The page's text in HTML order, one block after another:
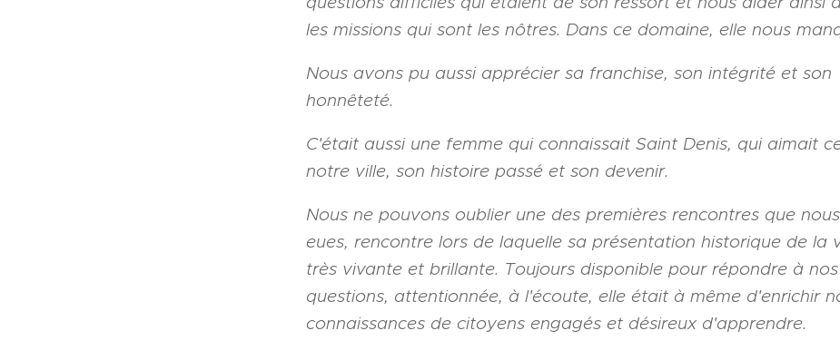
les missions qui sont les nôtres. Dans ce domaine, elle nous
Nous avons pu aussi apprécier sa franchise, son intégrité et son
honnêteté.
C'était aussi une femme qui connaissait Saint Denis, qui aimait
notre ville, son histoire passé et son devenir.
Nous ne pouvons oublier une des premières rencontres que
eues, rencontre lors de laquelle sa présentation historique de la
très vivante et brillante. Toujours disponible pour répondre à nos
questions, attentionnée, à l'écoute, elle était à même d'enrichir
connaissances de citoyens engagés et désireux d'apprendre.